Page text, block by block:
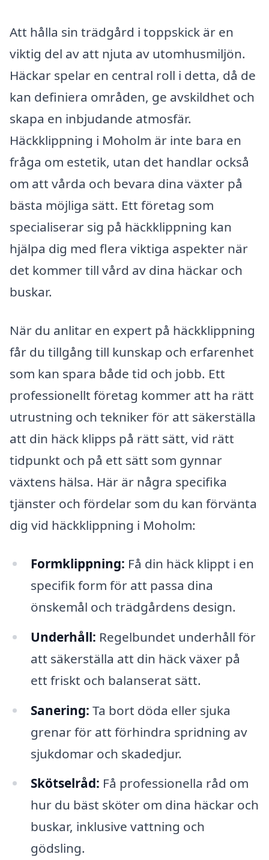
Att hålla sin trädgård i toppskick är en
viktig del av att njuta av utomhusmiljön.
Häckar spelar en central roll i detta, då de
kan definiera områden, ge avskildhet och
skapa en inbjudande atmosfär.
Häckklippning i Moholm är inte bara en
fråga om estetik, utan det handlar också
om att vårda och bevara dina växter på
bästa möjliga sätt. Ett företag som
specialiserar sig på häckklippning kan
hjälpa dig med flera viktiga aspekter när
det kommer till vård av dina häckar och
buskar.
När du anlitar en expert på häckklippning
får du tillgång till kunskap och erfarenhet
som kan spara både tid och jobb. Ett
professionellt företag kommer att ha rätt
utrustning och tekniker för att säkerställa
att din häck klipps på rätt sätt, vid rätt
tidpunkt och på ett sätt som gynnar
växtens hälsa. Här är några specifika
tjänster och fördelar som du kan förvänta
dig vid häckklippning i Moholm:
Formklippning: Få din häck klippt i en
specifik form för att passa dina
önskemål och trädgårdens design.
Underhåll: Regelbundet underhåll för
att säkerställa att din häck växer på
ett friskt och balanserat sätt.
Sanering: Ta bort döda eller sjuka
grenar för att förhindra spridning av
sjukdomar och skadedjur.
Skötselråd: Få professionella råd om
hur du bäst sköter om dina häckar och
buskar, inklusive vattning och
gödsling.